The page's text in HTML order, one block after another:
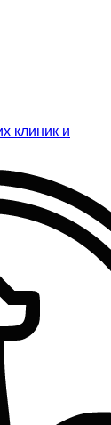
клиник и